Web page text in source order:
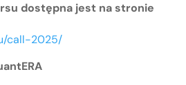
dostępna jest na stronie
call-2025/